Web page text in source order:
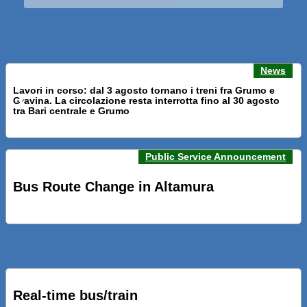
News
Lavori in corso: dal 3 agosto tornano i treni fra Grumo e
Gravina. La circolazione resta interrotta fino al 30 agosto
tra Bari centrale e Grumo
PRESENTATI A BARI NUOVI SERVIZI FALMAPS E LIVECHAT.
IL TUO BUS ED IL TUO TRENO
Previous news Next
Public Service Announcement
Bus Route Change in Altamura
Real-time bus/train